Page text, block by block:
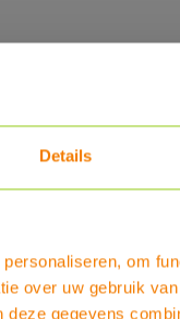
Details
om
over uw gebruik
gegevens